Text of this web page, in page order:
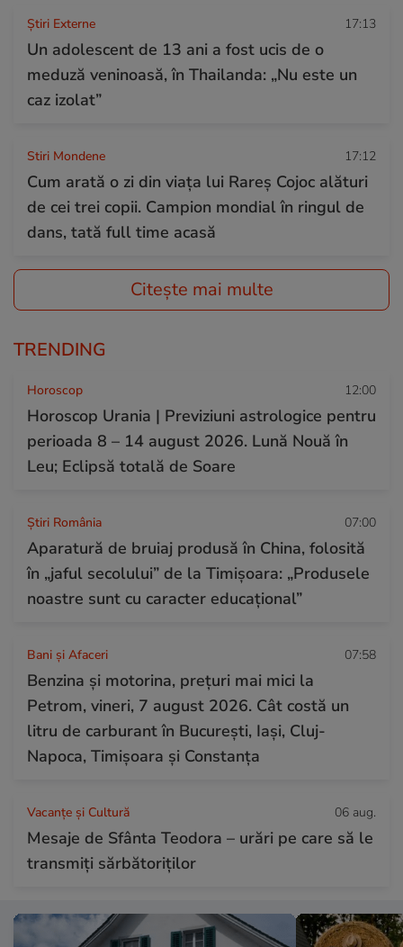
Știri Externe 17:13
Un adolescent de 13 ani a fost ucis de o
meduză veninoasă, în Thailanda: „Nu este un
caz izolat”
Stiri Mondene 17:12
Cum arată o zi din viața lui Rareș Cojoc alături
de cei trei copii. Campion mondial în ringul de
dans, tată full time acasă
Citește mai multe
TRENDING
Horoscop 12:00
Horoscop Urania | Previziuni astrologice pentru
perioada 8 – 14 august 2026. Lună Nouă în
Leu; Eclipsă totală de Soare
Știri România 07:00
Aparatură de bruiaj produsă în China, folosită
în „jaful secolului” de la Timișoara: „Produsele
noastre sunt cu caracter educațional”
Bani și Afaceri 07:58
Benzina și motorina, prețuri mai mici la
Petrom, vineri, 7 august 2026. Cât costă un
litru de carburant în București, Iași, Cluj-
Napoca, Timișoara și Constanța
Vacanțe și Cultură 06 aug.
Mesaje de Sfânta Teodora – urări pe care să le
transmiți sărbătoriților